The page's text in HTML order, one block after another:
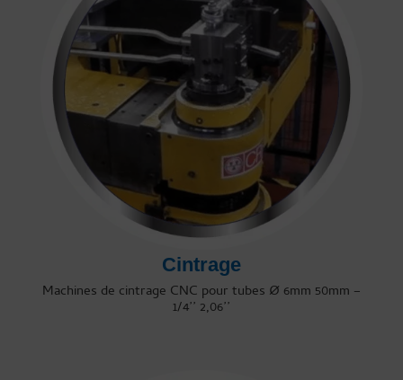
Cintrage
Machines de cintrage CNC pour tubes Ø 6mm 50mm –
1/4’’ 2,06’’